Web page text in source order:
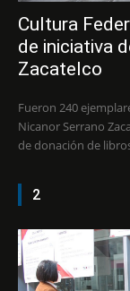
Cultura
de iniciativa
Zacatelco
Fueron 240
Nicanor Serrano Zacatelco, Tlax. Concluyó con gran éxito la campaña
de donación de
2